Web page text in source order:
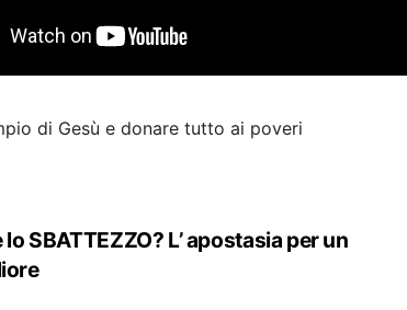
di Gesù e donare tutto ai poveri
lo SBATTEZZO? L’ apostasia per un